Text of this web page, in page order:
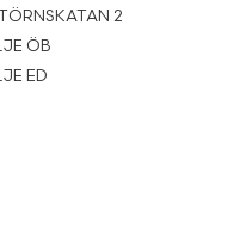
2
ÖB
ED